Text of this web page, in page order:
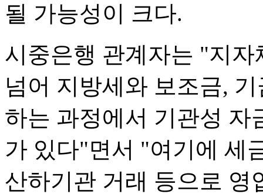
될 가능성이 크다.
시중은행 관계자는 "지
넘어 지방세와 보조금,
하는 과정에서 기관성 자
가 있다"면서 "여기에 세
산하기관 거래 등으로 영